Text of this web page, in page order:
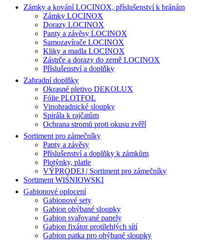
Zámky a kování LOCINOX, příslušenství k bránám
Zámky LOCINOX
Dorazy LOCINOX
Panty a závěsy LOCINOX
Samozavírače LOCINOX
Kliky a madla LOCINOX
Zástrče a dorazy do země LOCINOX
Příslušenství a doplňky
Zahradní doplňky
Okrasné pletivo DEKOLUX
Fólie PLOTFOL
Vinohradnické sloupky
Spirála k rajčatům
Ochrana stromů proti okusu zvěří
Sortiment pro zámečníky
Panty a závěsy
Příslušenství a doplňky k zámkům
Plotýnky, platle
VÝPRODEJ | Sortiment pro zámečníky
Sortiment WIŚNIOWSKI
Gabionové oplocení
Gabionové sety
Gabion ohýbané sloupky
Gabion svařované panely
Gabion fixátor protilehlých sítí
Gabion patka pro ohýbané sloupky